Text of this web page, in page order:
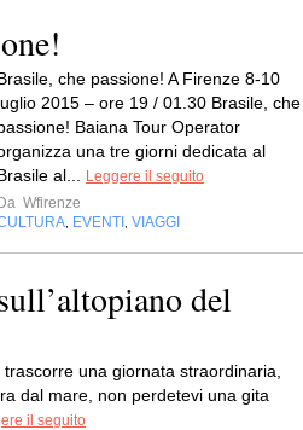
che passione! A Firenze 8-10
2015 – ore 19 / 01.30 Brasile, che
Baiana Tour Operator
una tre giorni dedicata al
al...
Leggere il seguito
Da Wfirenze
EVENTI VIAGGI
del
una giornata straordinaria,
dal mare, non perdetevi una gita
il seguito